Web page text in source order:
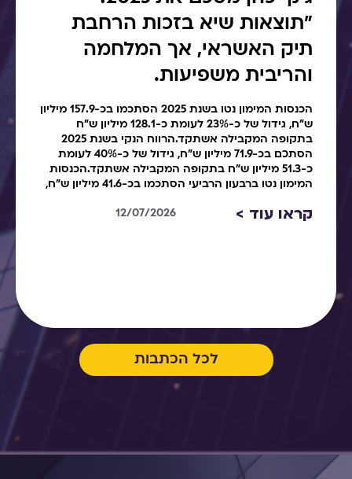
"תוצאות שיא בזכות הרחבת
תיק האשראי, אך המלחמה
והריבית משפיעות.
הכנסות המימון נטו בשנת 2025 הסתכמו בכ-157.9 מיליון
ש"ח, גידול של כ-23% לעומת כ-128.1 מיליון ש"ח
בתקופה המקבילה אשתקד.הרווח הנקי בשנת 2025
הסתכם בכ-71.9 מיליון ש"ח, גידול של כ-40% לעומת
כ-51.3 מיליון ש"ח בתקופה המקבילה אשתקד.הכנסות
המימון נטו ברבעון הרביעי הסתכמו בכ-41.6 מיליון ש"ח,
קראו עוד > 12/07/2026
לכל הכתבות